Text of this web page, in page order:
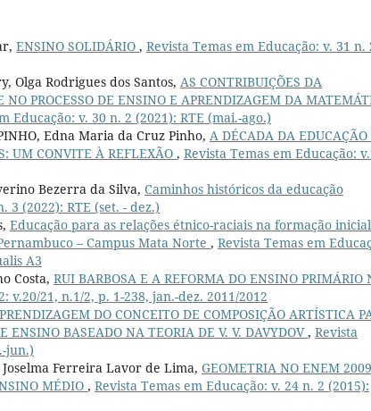
ENSINO SOLIDÁRIO , Revista Temas em Educação: v. 31 n.
Olga Rodrigues dos Santos, AS CONTRIBUIÇÕES DA
PROCESSO DE ENSINO E APRENDIZAGEM DA
Educação: v. 30 n. 2 (2021): RTE (mai.-ago.)
Edna Maria da Cruz Pinho, A DÉCADA DA EDUCAÇÃO
UM CONVITE À REFLEXÃO , Revista Temas em Educação:
Bezerra da Silva, Caminhos históricos da educação
3 (2022): RTE (set. - dez.)
Educação para as relações étnico-raciais na formação
– Campus Mata Norte , Revista Temas em
A3
Costa, RUI BARBOSA E A REFORMA DO ENSINO PRIMÁRIO
v.20/21, n.1/2, p. 1-238, jan.-dez. 2011/2012
DO CONCEITO DE COMPOSIÇÃO ARTÍSTICA
BASEADO NA TEORIA DE V. V. DAVYDOV, Revista
jun.)
Ferreira Lavor de Lima, GEOMETRIA NO ENEM
MÉDIO , Revista Temas em Educação: v. 24 n. 2 (2015):